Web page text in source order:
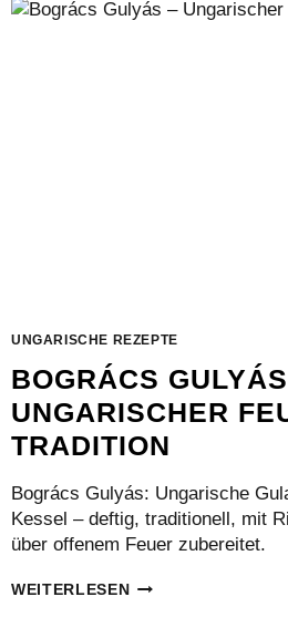
GESCHMACK
UNGARISCHE REZEPTE
BOGRÁCS
UNGARISCHER
TRADITION
Bogrács Gulyás: Ungarische
Kessel – deftig, traditionell, mit
über offenem Feuer zubereitet.
WEITERLESENBOGRÁCS